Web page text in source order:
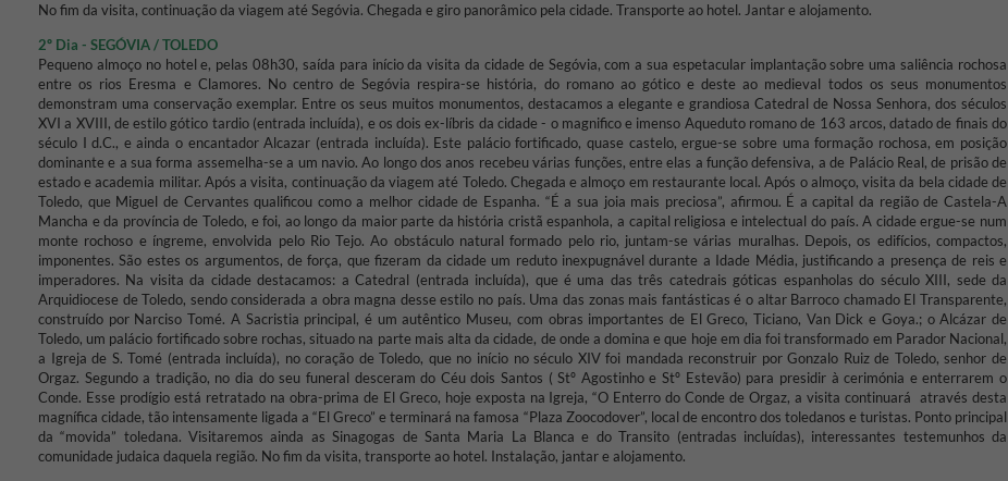
No fim da visita, continuação da viagem até Segóvia. Chegada e giro panorâmico pela cidade. Transporte ao hotel. Jantar e alojamento.
2º Dia - SEGÓVIA / TOLEDO
Pequeno almoço no hotel e, pelas 08h30, saída para início da visita da cidade de Segóvia, com a sua espetacular implantação sobre uma saliência rochosa
entre os rios Eresma e Clamores. No centro de Segóvia respira-se história, do romano ao gótico e deste ao medieval todos os seus monumentos
demonstram uma conservação exemplar. Entre os seus muitos monumentos, destacamos a elegante e grandiosa Catedral de Nossa Senhora, dos séculos
XVI a XVIII, de estilo gótico tardio (entrada incluída), e os dois ex-líbris da cidade - o magnifico e imenso Aqueduto romano de 163 arcos, datado de finais do
século I d.C., e ainda o encantador Alcazar (entrada incluída). Este palácio fortificado, quase castelo, ergue-se sobre uma formação rochosa, em posição
dominante e a sua forma assemelha-se a um navio. Ao longo dos anos recebeu várias funções, entre elas a função defensiva, a de Palácio Real, de prisão de
estado e academia militar. Após a visita, continuação da viagem até Toledo. Chegada e almoço em restaurante local. Após o almoço, visita da bela cidade de
Toledo, que Miguel de Cervantes qualificou como a melhor cidade de Espanha. “É a sua joia mais preciosa”, afirmou. É a capital da região de Castela-A
Mancha e da província de Toledo, e foi, ao longo da maior parte da história cristã espanhola, a capital religiosa e intelectual do país. A cidade ergue-se num
monte rochoso e íngreme, envolvida pelo Rio Tejo. Ao obstáculo natural formado pelo rio, juntam-se várias muralhas. Depois, os edifícios, compactos,
imponentes. São estes os argumentos, de força, que fizeram da cidade um reduto inexpugnável durante a Idade Média, justificando a presença de reis e
imperadores. Na visita da cidade destacamos: a Catedral (entrada incluída), que é uma das três catedrais góticas espanholas do século XIII, sede da
Arquidiocese de Toledo, sendo considerada a obra magna desse estilo no país. Uma das zonas mais fantásticas é o altar Barroco chamado El Transparente,
construído por Narciso Tomé. A Sacristia principal, é um autêntico Museu, com obras importantes de El Greco, Ticiano, Van Dick e Goya.; o Alcázar de
Toledo, um palácio fortificado sobre rochas, situado na parte mais alta da cidade, de onde a domina e que hoje em dia foi transformado em Parador Nacional,
a Igreja de S. Tomé (entrada incluída), no coração de Toledo, que no início no século XIV foi mandada reconstruir por Gonzalo Ruiz de Toledo, senhor de
Orgaz. Segundo a tradição, no dia do seu funeral desceram do Céu dois Santos ( Stº Agostinho e Stº Estevão) para presidir à cerimónia e enterrarem o
Conde. Esse prodígio está retratado na obra-prima de El Greco, hoje exposta na Igreja, “O Enterro do Conde de Orgaz, a visita continuará através desta
magnífica cidade, tão intensamente ligada a “El Greco” e terminará na famosa “Plaza Zoocodover”, local de encontro dos toledanos e turistas. Ponto principal
da “movida” toledana. Visitaremos ainda as Sinagogas de Santa Maria La Blanca e do Transito (entradas incluídas), interessantes testemunhos da
comunidade judaica daquela região. No fim da visita, transporte ao hotel. Instalação, jantar e alojamento.